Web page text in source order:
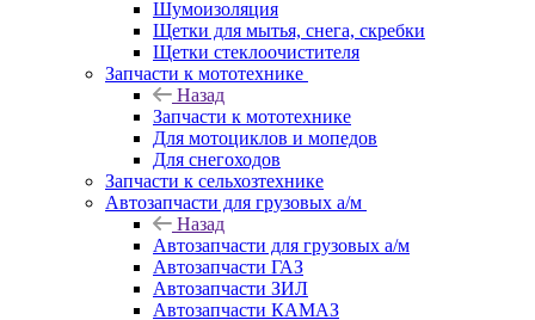
Шумоизоляция
Щетки для мытья, снега, скребки
Щетки стеклоочистителя
Запчасти к мототехнике
Назад
Запчасти к мототехнике
Для мотоциклов и мопедов
Для снегоходов
Запчасти к сельхозтехнике
Автозапчасти для грузовых а/м
Назад
Автозапчасти для грузовых а/м
Автозапчасти ГАЗ
Автозапчасти ЗИЛ
Автозапчасти КАМАЗ